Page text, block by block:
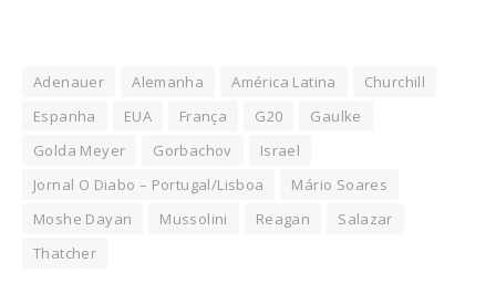
Adenauer Alemanha América Latina
Churchill
Espanha
EUA França G20
Gaulke
Golda Meyer
Gorbachov
Israel
Jornal O Diabo – Portugal/Lisboa
Mário Soares
Moshe Dayan
Mussolini Reagan
Salazar
Thatcher